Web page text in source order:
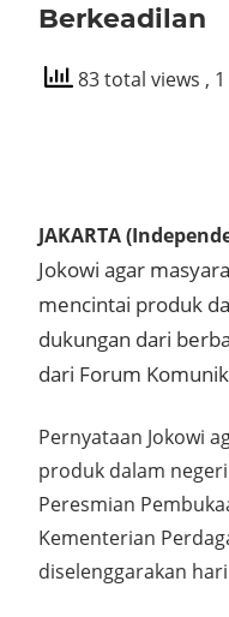
Berkeadilan
83 total views ,
JAKARTA
Jokowi agar
mencintai produk
dukungan dari
dari Forum
Pernyataan Jokowi
produk dalam
Peresmian
Kementerian
diselenggarakan